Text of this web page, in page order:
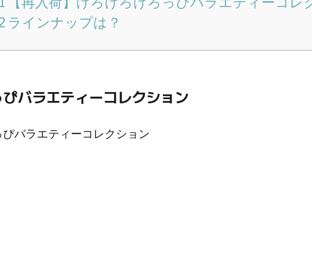
ラインナップは？
バラエティーコレクション
バラエティーコレクション